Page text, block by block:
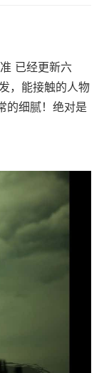
已经更新六
，能接触的人物
的细腻！绝对是